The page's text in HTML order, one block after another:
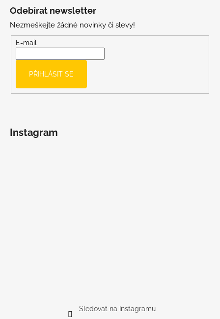
Odebírat newsletter
Nezmeškejte žádné novinky či slevy!
E-mail
PŘIHLÁSIT SE
Instagram
Sledovat na Instagramu